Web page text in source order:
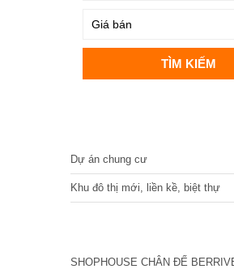
Dự án chung cư
Khu đô thị mới, liền kề, biệt thự
SHOPHOUSE CHÂN ĐẾ